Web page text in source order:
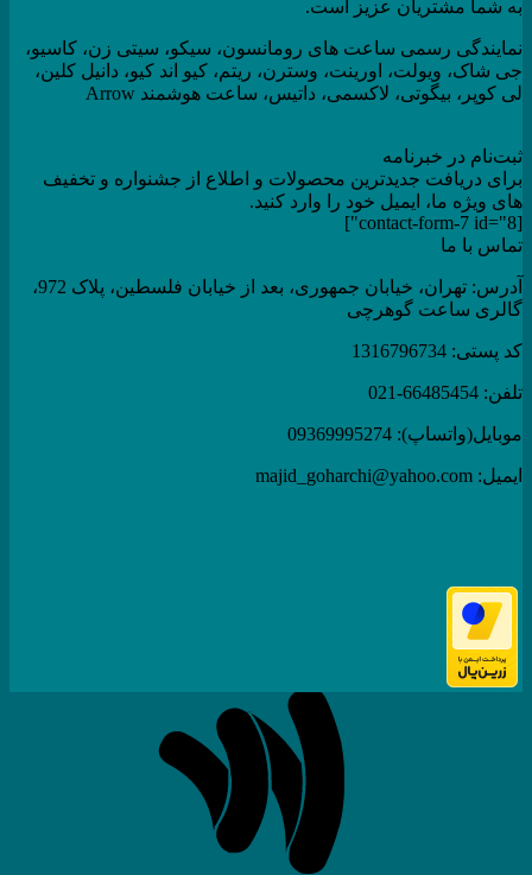
به شما مشتریان عزیز است.
نمایندگی رسمی ساعت های رومانسون، سیکو، سیتی زن، کاسیو،
جی شاک، ویولت، اورینت، وسترن، ریتم، کیو اند کیو، دانیل کلین،
لی کوپر، بیگوتی، لاکسمی، داتیس، ساعت هوشمند Arrow
ثبت‌نام در خبرنامه
برای دریافت جدیدترین محصولات و اطلاع از جشنواره و تخفیف
های ویژه ما، ایمیل خود را وارد کنید.
[contact-form-7 id="8"]
تماس با ما
آدرس: تهران، خیابان جمهوری، بعد از خیابان فلسطین، پلاک 972،
گالری ساعت گوهرچی
کد پستی: 1316796734
تلفن: 66485454-021
موبایل(واتساپ): 09369995274
ایمیل: majid_goharchi@yahoo.com